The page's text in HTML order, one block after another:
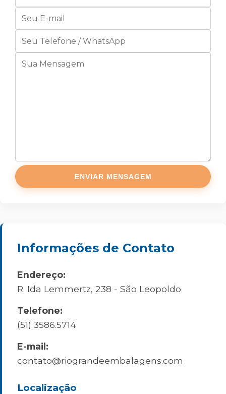
Informações de Contato
Endereço:
R. Ida Lemmertz, 238 - São Leopoldo
Telefone:
(51) 3586.5714
E-mail:
contato@riograndeembalagens.com
Localização